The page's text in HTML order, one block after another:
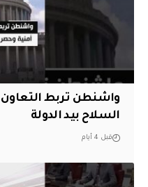
واشنطن تربط التعاون
السلاح بيد الدولة
قبل 4 أيام